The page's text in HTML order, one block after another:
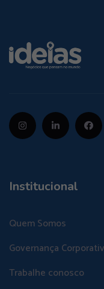
Institucional
Quem Somos
Governança
Trabalhe conosco